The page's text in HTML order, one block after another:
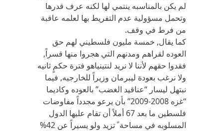
لم يكن بالمناسبه ينتمي لها لكنه عرف قدرها
وتحمل مسؤولية عدم التفريط بها لعلمه عاقبة
من فرط في وقف.
كما يقال, خمسة مليون فلسطيني لهم حق
العوده لقراهم ومدنهم التي هجروا منها قسراً,
فقدوا حقهم لأننا لا نريد لنتينياهو فترة حكمٍ ثانيه
ولا نرغب بعودة ليبرمان وزيراً للخارجيه, فيما
نبتهل ليسار “عناقيد الغضب” بالعوده وكاديما
“غزه 2008-2009” بأن يرعو مجدداً مفاوضات
فلسطين ما بعد 67 أملاً أن تقام عليها الدول
المسلوبه في مساحة ً تزيد ولو يسيراً عن 42%